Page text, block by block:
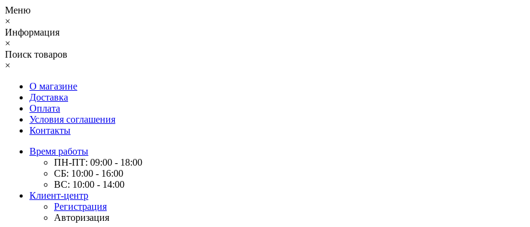
Меню
×
Информация
×
Поиск товаров
×
О магазине
Доставка
Оплата
Условия соглашения
Контакты
Время работы
ПН-ПТ: 09:00 - 18:00
СБ: 10:00 - 16:00
ВС: 10:00 - 14:00
Клиент-центр
Регистрация
Авторизация